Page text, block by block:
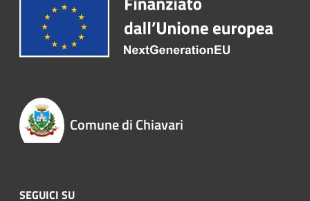
Comune di Chiavari
SEGUICI SU